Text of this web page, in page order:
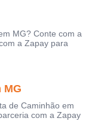
MG? Conte com a
a Zapay para
MG
de Caminhão em
com a Zapay